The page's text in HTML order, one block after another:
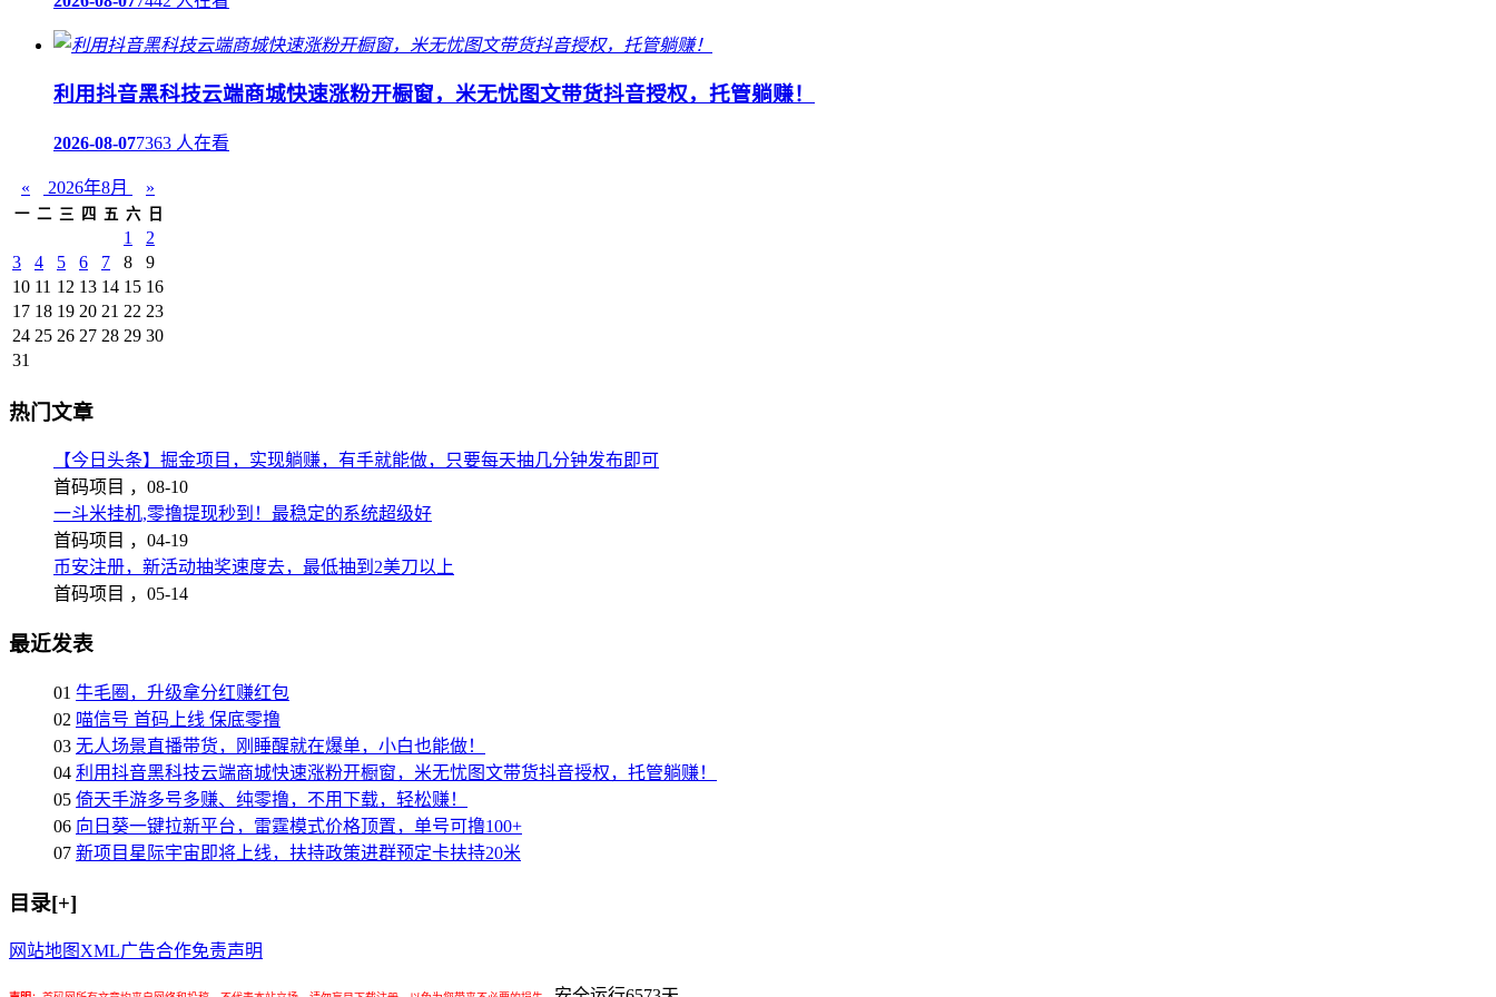
利用抖音黑科技云端商城快速涨粉开橱窗，米无忧图文带货抖音授权，托管躺赚！
2026-08-077363 人在看
« 2026年8月 »
一 二 三 四 五 六 日
1
2
3
4 5 6 7 8
9
10 11 12 13 14 15 16
17 18 19 20 21 22 23
24 25 26 27 28 29 30
31
热门文章
【今日头条】掘金项目，实现躺赚，有手就能做，只要每天抽几分钟发布即可
首码项目 ， 08-10
一斗米挂机,零撸提现秒到！最稳定的系统超级好
首码项目 ， 04-19
币安注册，新活动抽奖速度去，最低抽到2美刀以上
首码项目 ， 05-14
最近发表
01 牛毛圈，升级拿分红赚红包
02 喵信号 首码上线 保底零撸
03 无人场景直播带货，刚睡醒就在爆单，小白也能做！
04 利用抖音黑科技云端商城快速涨粉开橱窗，米无忧图文带货抖音授权，托管躺赚！
05 倚天手游多号多赚、纯零撸，不用下载，轻松赚！
06 向日葵一键拉新平台，雷霆模式价格顶置，单号可撸100+
07 新项目星际宇宙即将上线，扶持政策进群预定卡扶持20米
目录[+]
网站地图 XML广告合作免责声明